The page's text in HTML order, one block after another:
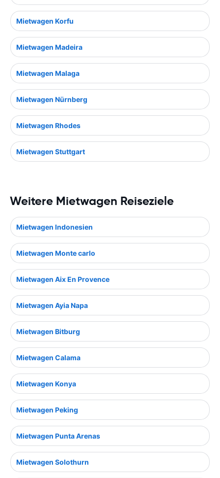
Mietwagen Korfu
Mietwagen Madeira
Mietwagen Malaga
Mietwagen Nürnberg
Mietwagen Rhodes
Mietwagen Stuttgart
Weitere Mietwagen Reiseziele
Mietwagen Indonesien
Mietwagen Monte carlo
Mietwagen Aix En Provence
Mietwagen Ayia Napa
Mietwagen Bitburg
Mietwagen Calama
Mietwagen Konya
Mietwagen Peking
Mietwagen Punta Arenas
Mietwagen Solothurn